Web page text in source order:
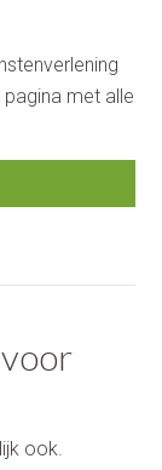
met alle
ook.